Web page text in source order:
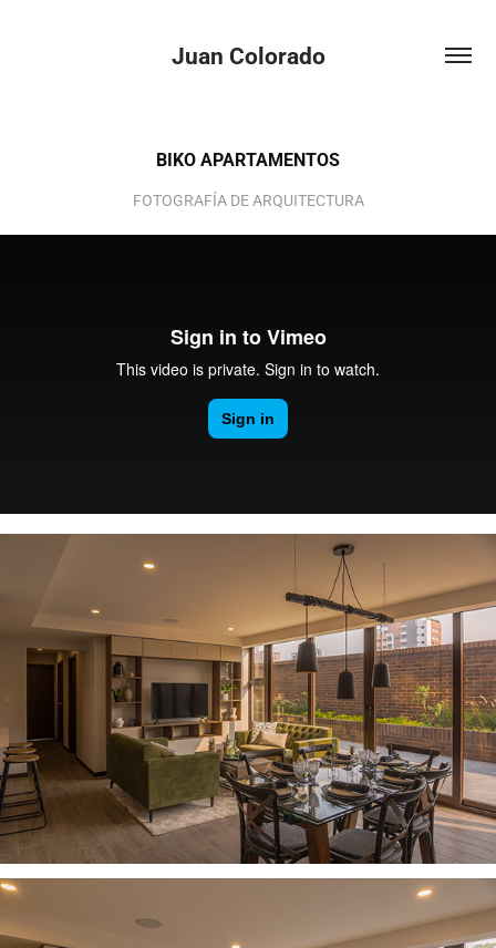
Juan Colorado
BIKO APARTAMENTOS
FOTOGRAFÍA DE ARQUITECTURA